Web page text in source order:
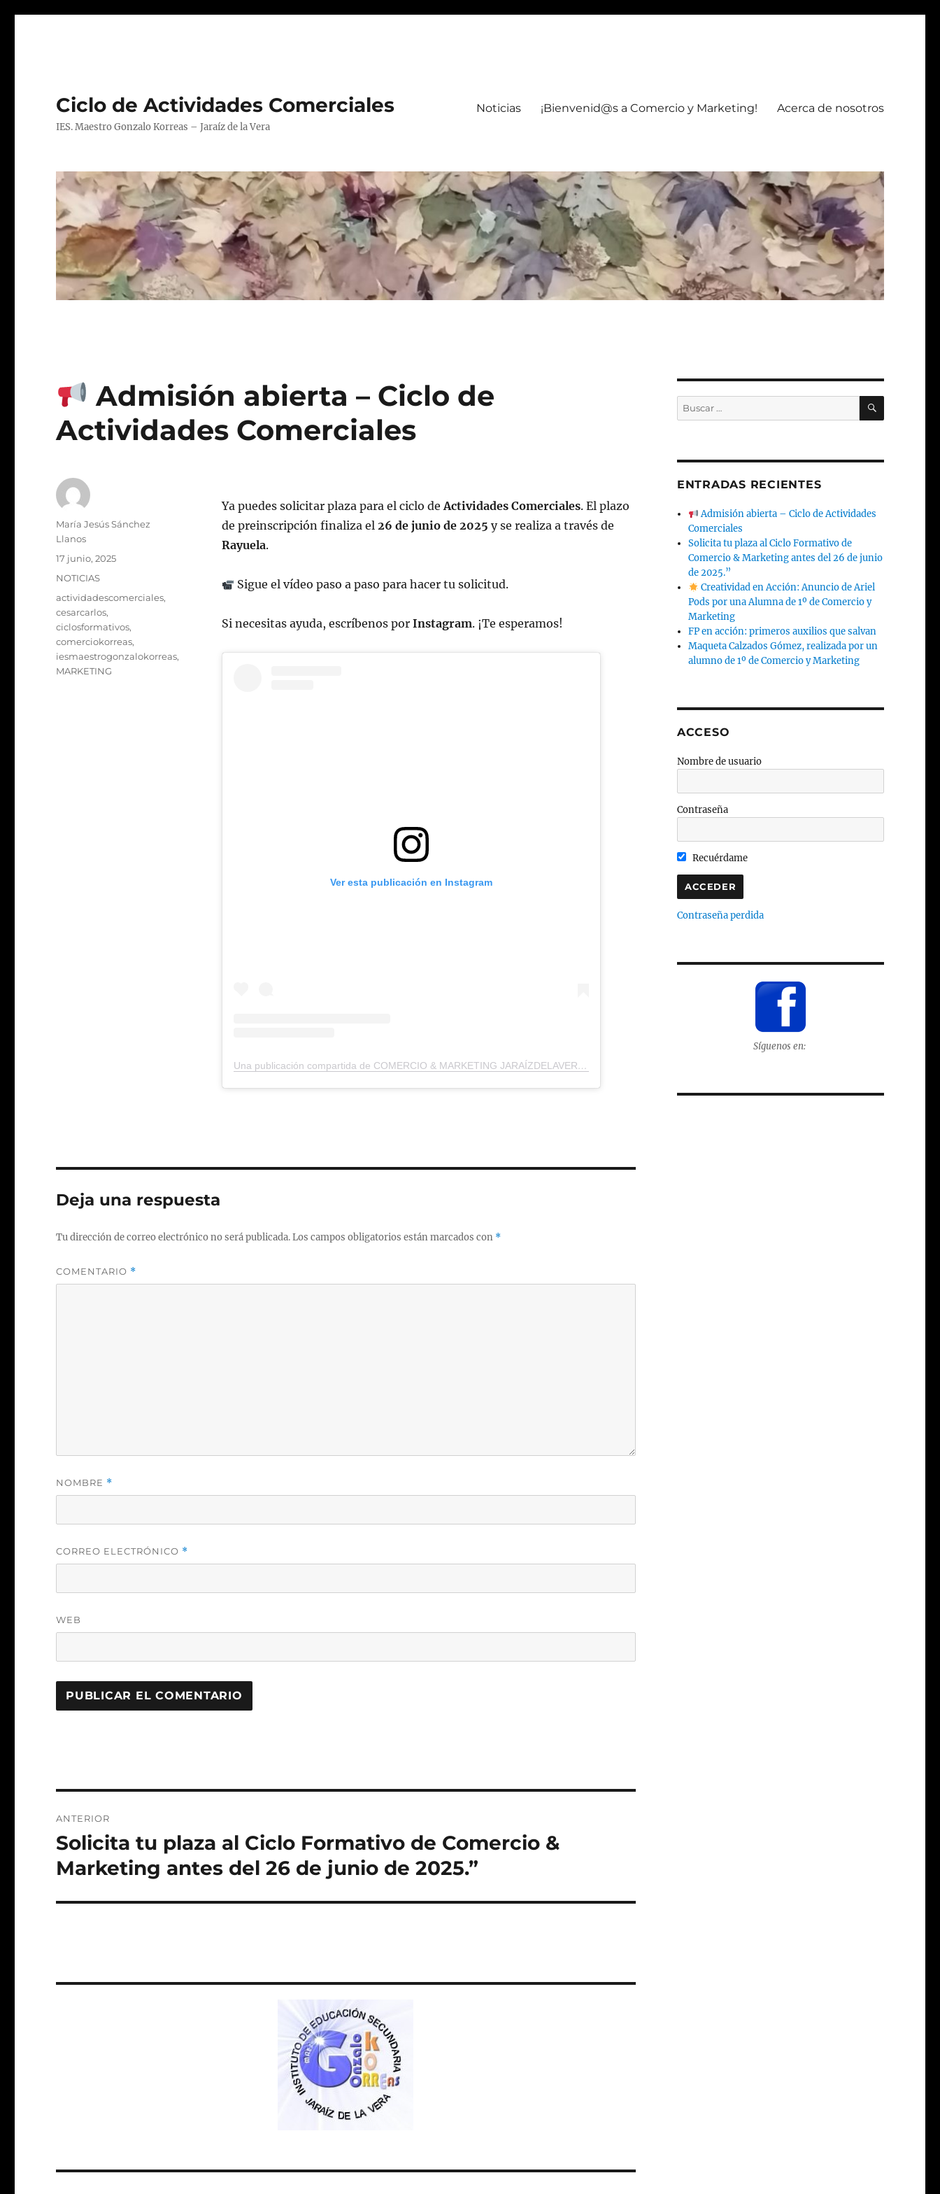
Ciclo de Actividades Comerciales
IES. Maestro Gonzalo Korreas – Jaraíz de la Vera
Noticias ¡Bienvenid@s a Comercio y Marketing! Acerca de nosotros
Admisión abierta – Ciclo de
Actividades Comerciales
Ya puedes solicitar plaza para el ciclo deActividades Comerciales. El plazo
de preinscripción finaliza el 26 de junio de 2025 y se realiza a través de
Rayuela.
Sigue el vídeo paso a paso para hacer tu solicitud.
Si necesitas ayuda, escríbenos por Instagram. ¡Te esperamos!
Ver esta publicación en Instagram
Una publicación compartida de COMERCIO & MARKETING JARAÍZDELAVERA (@fpcomercioymarketing_jaraiz)
Autor
María Jesús Sánchez
Llanos
Publicado
el
17 junio, 2025
Categorías
NOTICIAS
Etiquetas
actividadescomerciales,
cesarcarlos,
ciclosformativos,
comerciokorreas,
iesmaestrogonzalokorreas,
MARKETING
Deja una respuesta
Tu dirección de correo electrónico no será publicada.Los campos obligatorios están marcados con *
COMENTARIO *
NOMBRE *
CORREO ELECTRÓNICO *
WEB
de
entradas
ANTERIOR
Entrada
anterior:
Solicita tu plaza al Ciclo Formativo de Comercio &
Marketing antes del 26 de junio de 2025.”
Buscar
por:
BUSCAR
ENTRADAS RECIENTES
Admisión abierta – Ciclo de Actividades
Comerciales
Solicita tu plaza al Ciclo Formativo de
Comercio & Marketing antes del 26 de junio
de 2025.”
Creatividad en Acción: Anuncio de Ariel
Pods por una Alumna de 1º de Comercio y
Marketing
FP en acción: primeros auxilios que salvan
Maqueta Calzados Gómez, realizada por un
alumno de 1º de Comercio y Marketing
ACCESO
Nombre de usuario
Contraseña
Recuérdame
Contraseña perdida
Síguenos en: